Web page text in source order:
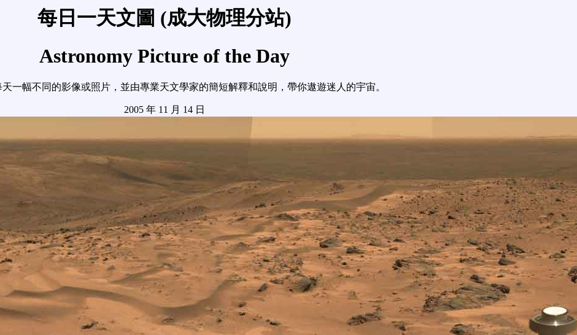
每日一天文圖 (成大物理分站)
Astronomy Picture of the Day
天一幅不同的影像或照片，並由專業天文學家的簡短解釋和說明，帶你遨遊迷人的宇宙。
2005 年 11 月 14 日